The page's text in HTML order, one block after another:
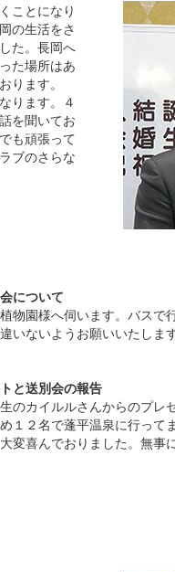
ことになり
の生活をさ
た。長岡へ
た場所はあ
ります。
ります。４
を聞いてお
も頑張って
ブのさらな
について
物園様へ伺います。バスで
いないようお願いいたしま
と送別会の報告
のカイルルさんからのプレ
１２名で蓬平温泉に行って
変喜んでおりました。無事